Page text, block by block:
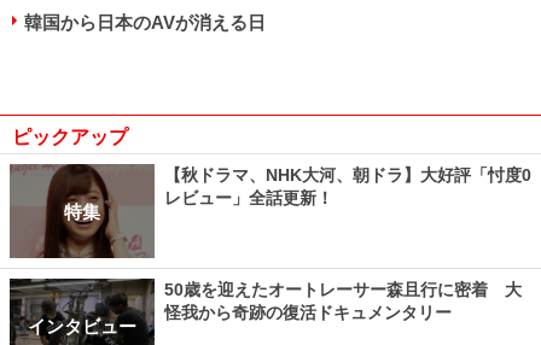
韓国から日本のAVが消える日
ピックアップ
特集
【秋ドラマ、NHK大河、朝ドラ】大好評「忖度0
レビュー」全話更新！
インタビュー
50歳を迎えたオートレーサー森且行に密着 大
怪我から奇跡の復活ドキュメンタリー